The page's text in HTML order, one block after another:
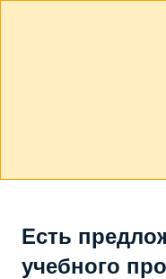
Есть
учебного